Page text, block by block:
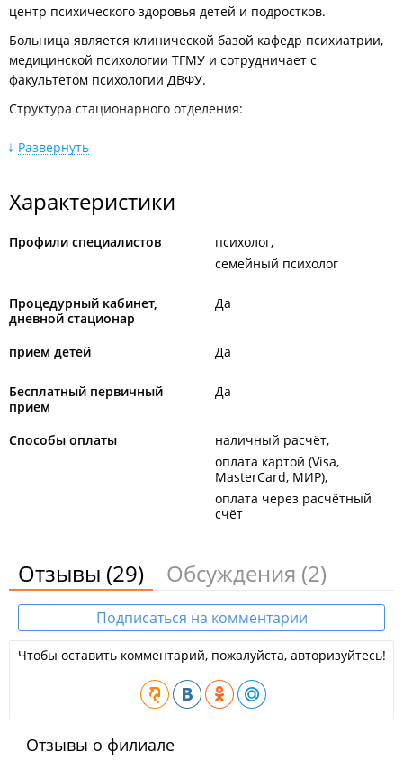
центр психического здоровья детей и подростков.
Больница является клинической базой кафедр психиатрии,
медицинской психологии ТГМУ и сотрудничает с
факультетом психологии ДВФУ.
Структура стационарного отделения:
процедурный кабинет,
кабинет психолога,
учебные кабинеты для работы школы-больницы и
психологии ВГМУ,
кабинет для групповой психотерапии,
кабинет семейного консультирования (психолог),
кабинет трудотерапии,
игровые комнаты,
кабинет функциональной диагностики (ЭЭГ,
эхоэнцефалография),
клиническая лаборатория,
вспомогательные помещения (административные,
В больнице присутствует сенсорная комната, нахождение в
которой способствует снятию физического напряжения.
Развернуть
Характеристики
Профили специалистов
психолог
семейный психолог
Процедурный кабинет,
дневной стационар
Да
прием детей Да
Бесплатный первичный
прием
Да
Способы оплаты
наличный расчёт
оплата картой (Visa,
MasterCard, МИР)
оплата через расчётный
счёт
Отзывы (29) Обсуждения (2)
Подписаться на комментарии
Чтобы оставить комментарий, пожалуйста, авторизуйтесь!
Отзывы о филиале